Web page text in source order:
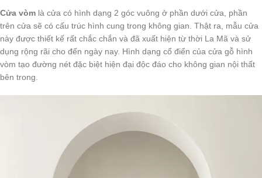
Cửa vòm là cửa có hình dạng 2 góc vuông ở phần dưới cửa, phần
trên cửa sẽ có cấu trúc hình cung trong không gian. Thật ra, mẫu cửa
này được thiết kế rất chắc chắn và đã xuất hiện từ thời La Mã và sử
dụng rộng rãi cho đến ngày nay. Hình dạng cổ điển của cửa gỗ hình
vòm tạo đường nét đặc biệt hiện đại độc đáo cho không gian nội thất
bên trong.